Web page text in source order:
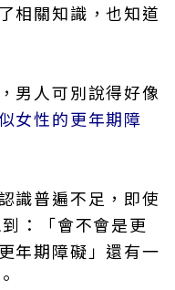
相關知識，也知道
男人可別說得好像
女性的更年期障
識普遍不足，即使
：「會不會是更
年期障礙」還有一